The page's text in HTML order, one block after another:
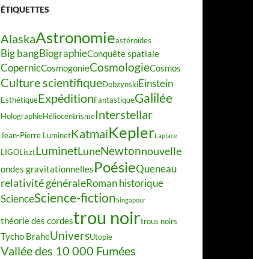
ÉTIQUETTES
AlaskaAstronomieastéroïdes
Big bangBiographieConquête spatiale
CopernicCosmogonieCosmologieCosmos
Culture scientifiqueDobzynskiEinstein
EsthétiqueExpéditionFantastiqueGalilée
HolographieHéliocentrismeInterstellar
Jean-Pierre LuminetKatmaiKeplerLaplace
LIGOLisztLuminetLuneNewtonnouvelle
ondes gravitationnellesPoésieQueneau
relativité généraleRoman historique
ScienceScience-fictionSingapour
théorie des cordestrou noirtrous noirs
Tycho BraheUniversUtopie
Vallée des 10 000 Fumées